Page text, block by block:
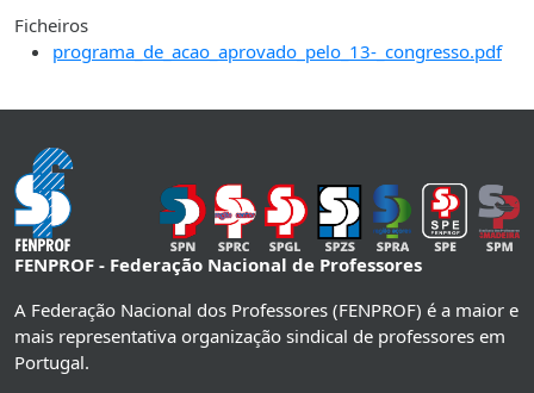
Ficheiros
programa_de_acao_aprovado_pelo_13-_congresso.pdf
FENPROF - Federação Nacional de Professores
A Federação Nacional dos Professores (FENPROF) é a maior e
mais representativa organização sindical de professores em
Portugal.